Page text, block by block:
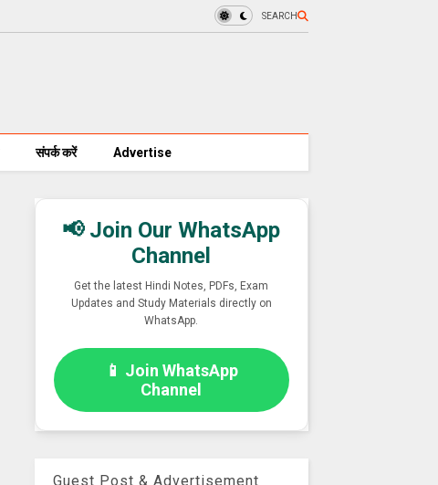
SEARCH
संपर्क करें Advertise
📢 Join Our WhatsApp
Channel
Get the latest Hindi Notes, PDFs, Exam
Updates and Study Materials directly on
WhatsApp.
📱 Join WhatsApp
Channel
Guest Post & Advertisement